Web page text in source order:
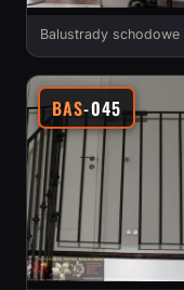
Balustrady schodowe
BAS-045